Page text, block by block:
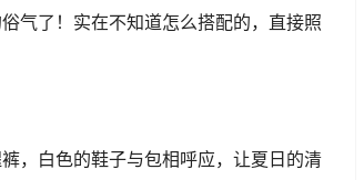
气了！实在不知道怎么搭配的，直接照
，白色的鞋子与包相呼应，让夏日的清